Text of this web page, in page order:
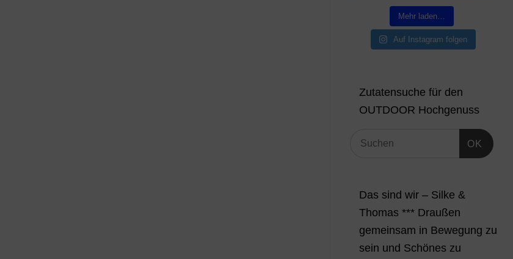
Mehr laden…
Auf Instagram folgen
Zutatensuche für den
OUTDOOR Hochgenuss
OK
Das sind wir – Silke &
Thomas *** Draußen
gemeinsam in Bewegung zu
sein und Schönes zu